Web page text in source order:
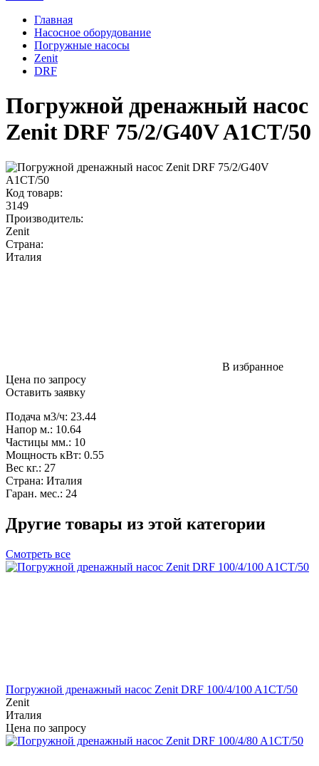
Главная
Насосное оборудование
Погружные насосы
Zenit
DRF
Погружной дренажный насос
Zenit DRF 75/2/G40V A1CT/50
Код товарв:
3149
Производитель:
Zenit
Страна:
Италия
В избранное
Цена по запросу
Оставить заявку
Подача м3/ч: 23.44
Напор м.: 10.64
Частицы мм.: 10
Мощность кВт: 0.55
Вес кг.: 27
Страна: Италия
Гаран. мес.: 24
Другие товары из этой категории
Смотреть все
Погружной дренажный насос Zenit DRF 100/4/100 A1CT/50
Zenit
Италия
Цена по запросу